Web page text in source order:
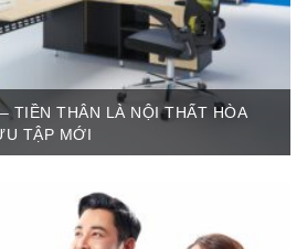
TIỀN THÂN LÀ NỘI THẤT HÒA
TẬP MỚI
báo về việc thay đổi thương hiệu Nội